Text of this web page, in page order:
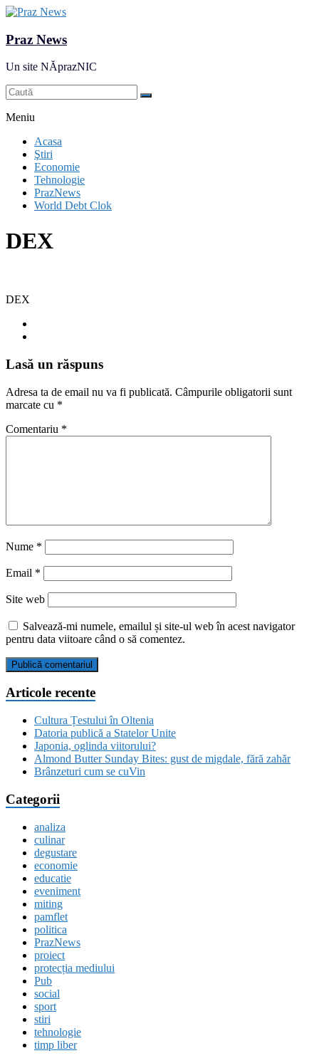
Praz News
Un site NĂprazNIC
Meniu
Acasa
Ştiri
Economie
Tehnologie
PrazNews
World Debt Clok
DEX
DEX
Lasă un răspuns
Adresa ta de email nu va fi publicată. Câmpurile obligatorii sunt
marcate cu *
Comentariu *
Nume *
Email *
Site web
Salvează-mi numele, emailul și site-ul web în acest navigator
pentru data viitoare când o să comentez.
Articole recente
Cultura Țestului în Oltenia
Datoria publică a Statelor Unite
Japonia, oglinda viitorului?
Almond Butter Sunday Bites: gust de migdale, fără zahăr
Brânzeturi cum se cuVin
Categorii
analiza
culinar
degustare
economie
educatie
eveniment
miting
pamflet
politica
PrazNews
proiect
protecția mediului
Pub
social
sport
stiri
tehnologie
timp liber